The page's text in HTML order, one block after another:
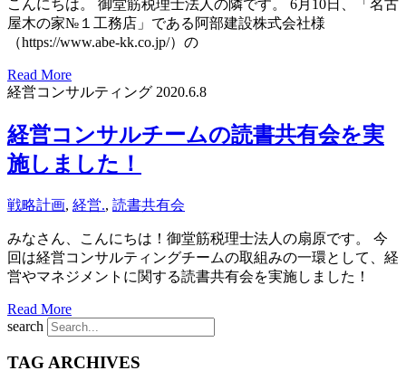
こんにちは。 御堂筋税理士法人の隣です。 6月10日、「名古
屋木の家№１工務店」である阿部建設株式会社様
（https://www.abe-kk.co.jp/）の
Read More
経営コンサルティング 2020.6.8
経営コンサルチームの読書共有会を実
施しました！
戦略計画, 経営., 読書共有会
みなさん、こんにちは！御堂筋税理士法人の扇原です。 今
回は経営コンサルティングチームの取組みの一環として、経
営やマネジメントに関する読書共有会を実施しました！
Read More
Posts
navigation
search
TAG ARCHIVES